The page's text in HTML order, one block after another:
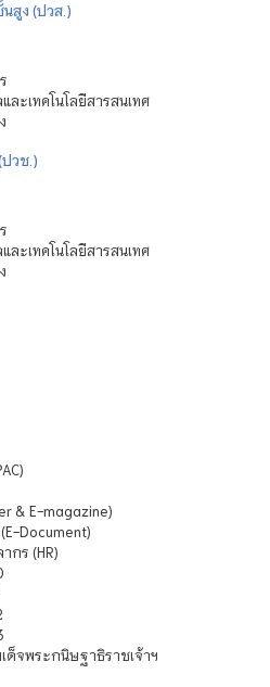
สูง (ปวส.)
ะเทคโนโลยีสารสนเทศ
วช.)
ะเทคโนโลยีสารสนเทศ
& E-magazine)
Document)
กร (HR)
ด็จพระกนิษฐาธิราชเจ้าฯ